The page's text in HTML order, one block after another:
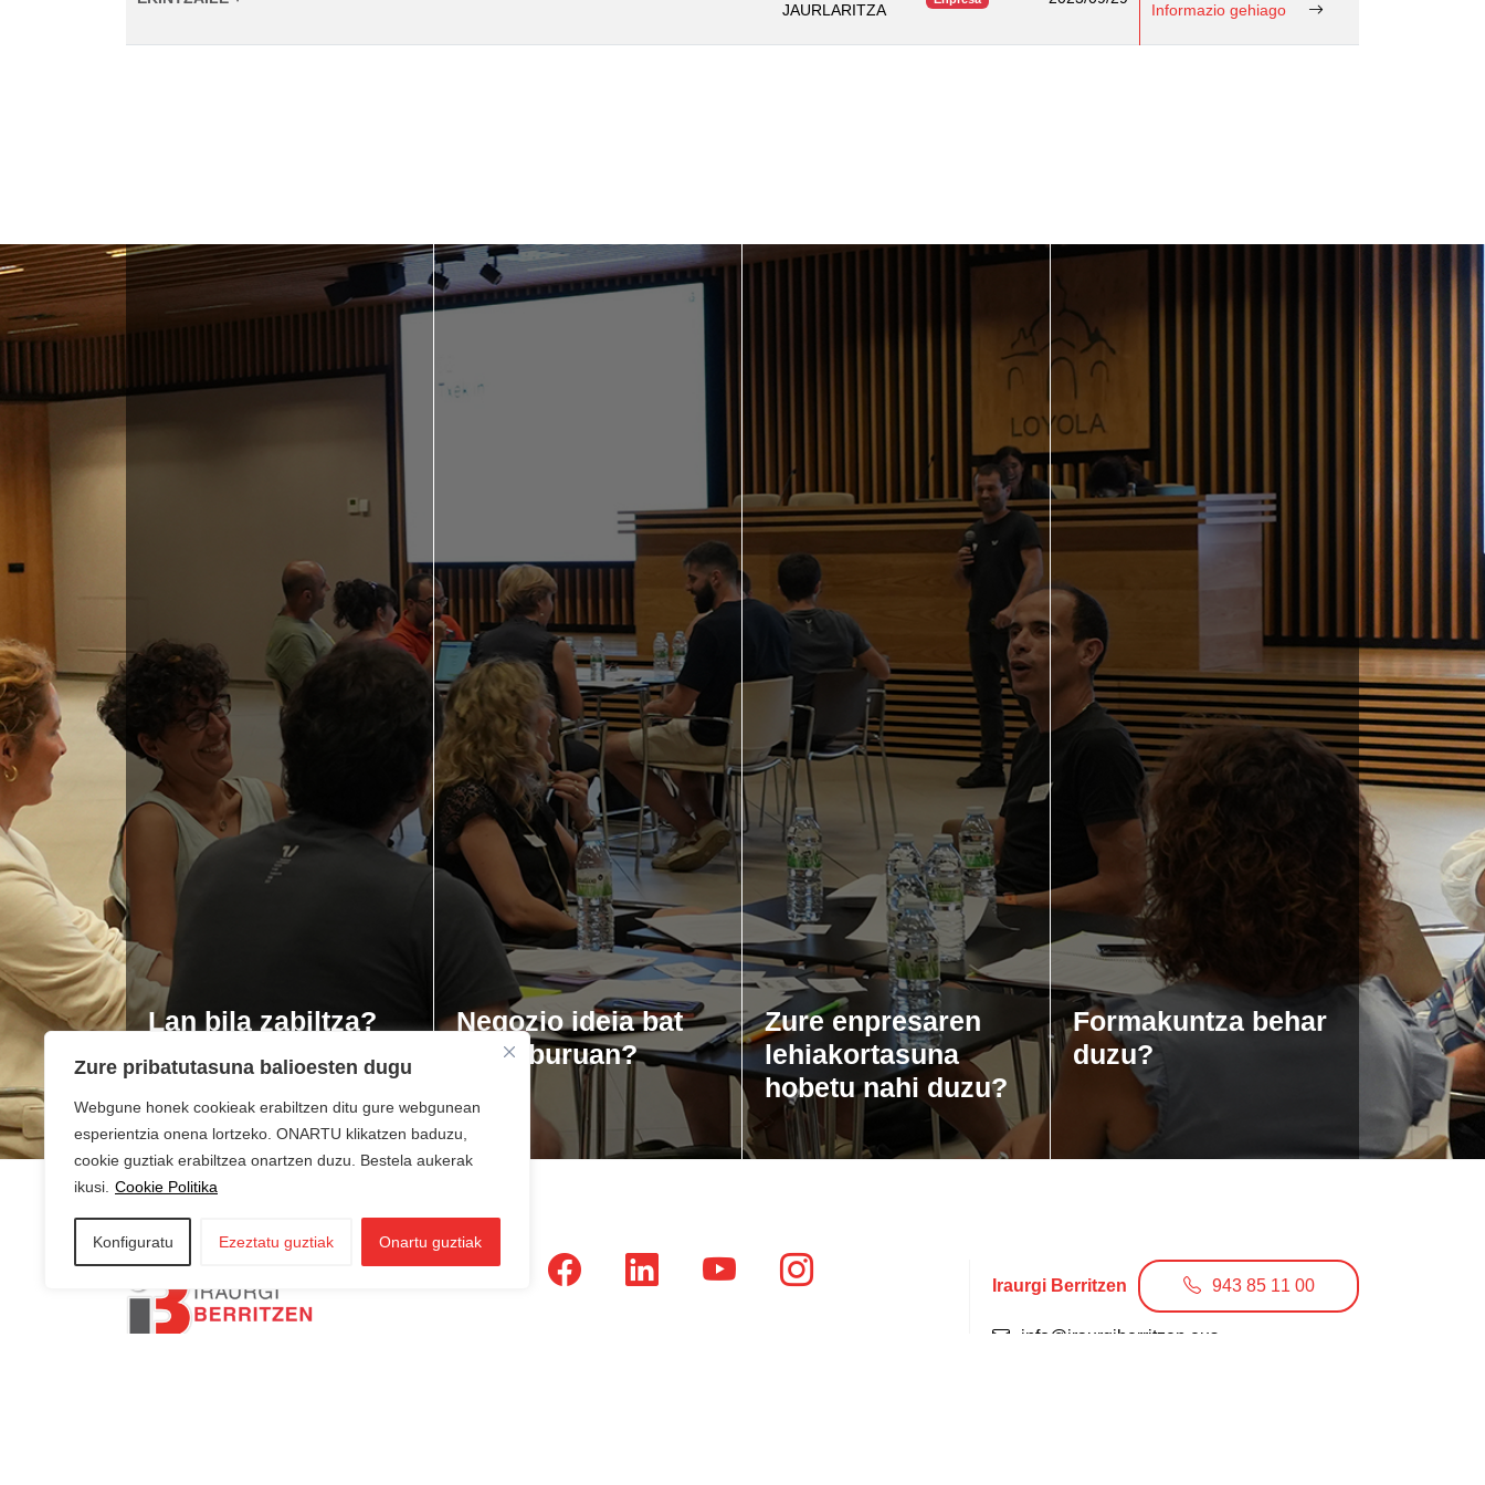
Zure pribatutasuna balioesten dugu
Webgune honek cookieak erabiltzen ditu gure webgunean
esperientzia onena lortzeko. ONARTU klikatzen baduzu,
cookie guztiak erabiltzea onartzen duzu. Bestela aukerak
ikusi. Cookie Politika
Konfiguratu Ezeztatu guztiak Onartu guztiak
JAURLARITZA
Informazio gehiago
Lan bila zabiltza?
Negozio ideia bat
duzu buruan?
Zure enpresaren
lehiakortasuna
hobetu nahi duzu?
Formakuntza behar
duzu?
Iraurgi Berritzen 943 85 11 00
info@iraurgiberritzen.eus